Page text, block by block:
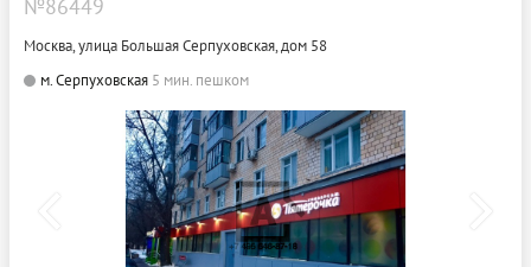
№86449
Москва, улица Большая Серпуховская, дом 58
м. Серпуховская 5 мин. пешком